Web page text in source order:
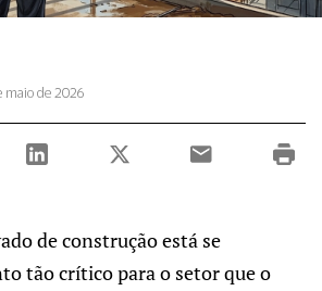
maio de 2026
de construção está se
tão crítico para o setor que o